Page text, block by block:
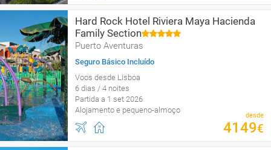
Hard Rock Hotel Riviera Maya Hacienda
Family Section
Puerto Aventuras
Seguro Básico Incluído
Voos desde Lisboa
6 dias / 4 noites
Partida a 1 set 2026
Alojamento e pequeno-almoço
desde
4149€